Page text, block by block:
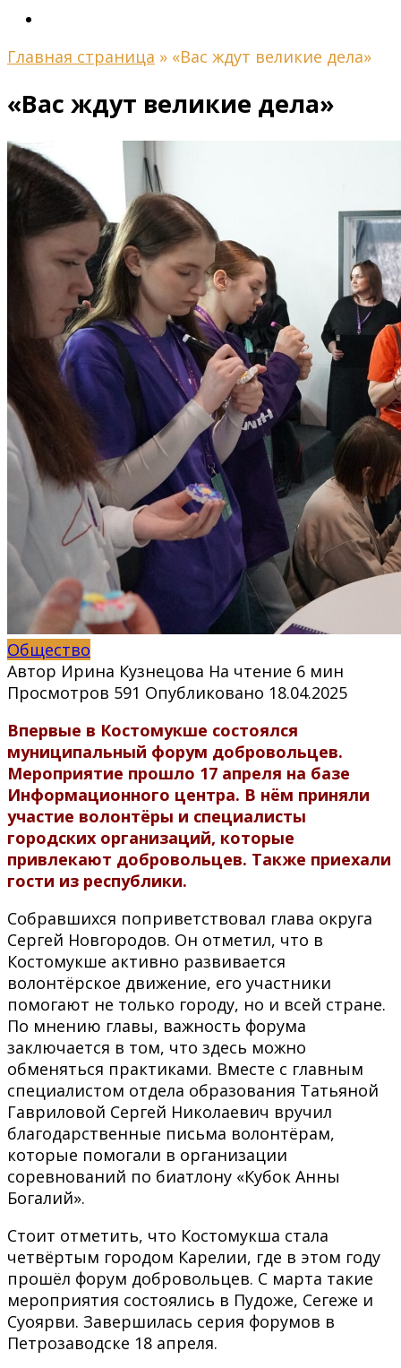
Главная страница » «Вас ждут великие дела»
«Вас ждут великие дела»
Общество
Автор Ирина Кузнецова На чтение 6 мин
Просмотров 591 Опубликовано 18.04.2025
Впервые в Костомукше состоялся
муниципальный форум добровольцев.
Мероприятие прошло 17 апреля на базе
Информационного центра. В нём приняли
участие волонтёры и специалисты
городских организаций, которые
привлекают добровольцев. Также приехали
гости из республики.
Собравшихся поприветствовал глава округа
Сергей Новгородов. Он отметил, что в
Костомукше активно развивается
волонтёрское движение, его участники
помогают не только городу, но и всей стране.
По мнению главы, важность форума
заключается в том, что здесь можно
обменяться практиками. Вместе с главным
специалистом отдела образования Татьяной
Гавриловой Сергей Николаевич вручил
благодарственные письма волонтёрам,
которые помогали в организации
соревнований по биатлону «Кубок Анны
Богалий».
Стоит отметить, что Костомукша стала
четвёртым городом Карелии, где в этом году
прошёл форум добровольцев. С марта такие
мероприятия состоялись в Пудоже, Сегеже и
Суоярви. Завершилась серия форумов в
Петрозаводске 18 апреля.